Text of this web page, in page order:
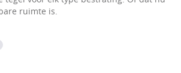
ruimte is.